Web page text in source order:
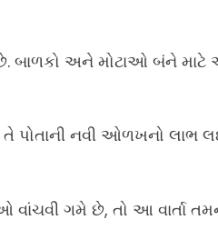
બાળકો અને મોટાઓ બંને
તે પોતાની નવી ઓળખનો
વાંચવી ગમે છે, તો આ વાર્તા